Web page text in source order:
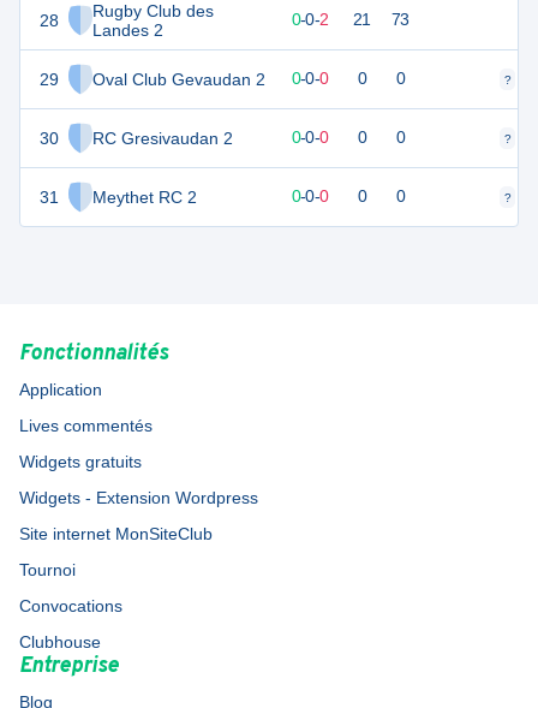
28
Rugby Club des
Landes 2
29 Oval Club Gevaudan 2
30 RC Gresivaudan 2
31 Meythet RC 2
0-0-2 21 73
0 0 0-0-0 0 0 ?
0 0-0-0 0 0 ?
0-0-0 0 0 ?
Fonctionnalités
Application
Lives commentés
Widgets gratuits
Widgets - Extension Wordpress
Site internet MonSiteClub
Tournoi
Convocations
Clubhouse
Entreprise
Blog